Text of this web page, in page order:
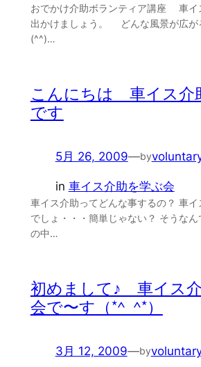
おでかけ介助ボランティア講座 車
出かけましょう。 どんな風景が広
(^^)…
こんにちは 車イス介
です
5月 26, 2009—by
in 車イス介助を学ぶ会
車イス介助ってどんな事するの？ 車
でしょ・・・簡単じゃない？ そう
の中…
初めまして♪ 車イス
会で〜す（*^_^*）
3月 12, 2009—by